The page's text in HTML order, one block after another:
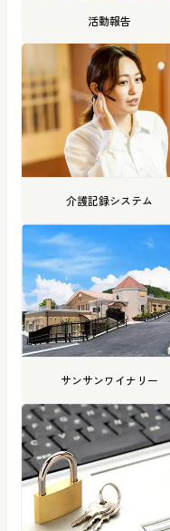
活動報告
介護記録システム
サンサンワイナリー